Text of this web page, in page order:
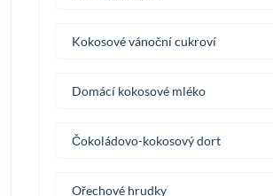
Kokosové vánoční cukroví
Domácí kokosové mléko
Čokoládovo-kokosový dort
Ořechové hrudky